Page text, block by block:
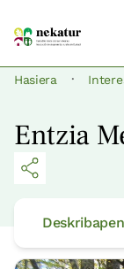
Hasiera ·
Entzia